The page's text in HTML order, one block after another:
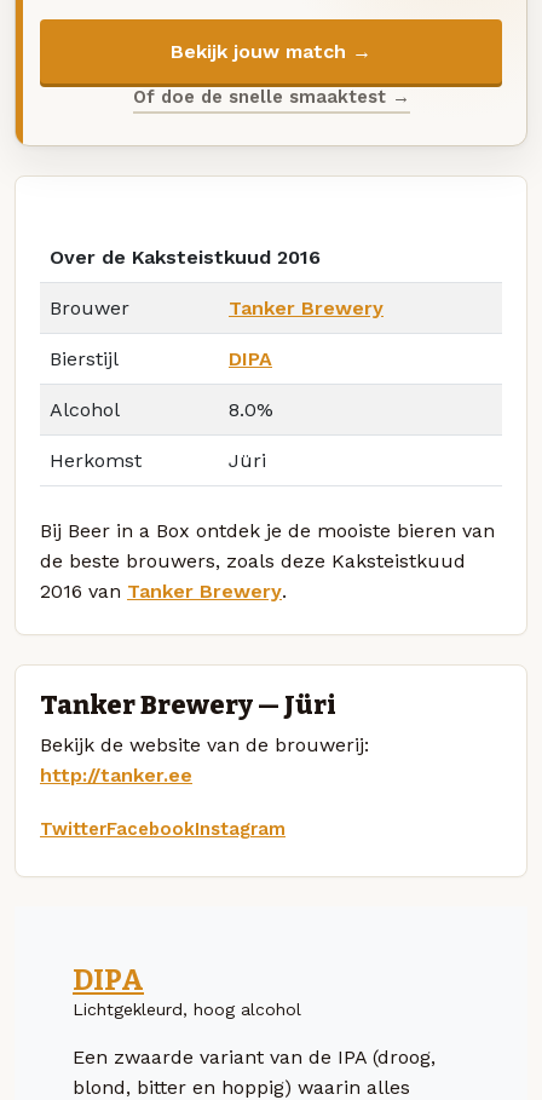
Bekijk jouw match →
Of doe de snelle smaaktest →
Over de Kaksteistkuud 2016
Brouwer Tanker Brewery
Bierstijl DIPA
Alcohol 8.0%
Herkomst Jüri
Bij Beer in a Box ontdek je de mooiste bieren van
de beste brouwers, zoals deze Kaksteistkuud
2016 van Tanker Brewery.
Tanker Brewery — Jüri
Bekijk de website van de brouwerij:
http://tanker.ee
TwitterFacebookInstagram
DIPA
Lichtgekleurd, hoog alcohol
Een zwaarde variant van de IPA (droog,
blond, bitter en hoppig) waarin alles